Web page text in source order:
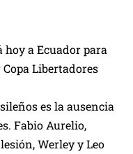
a Ecuador para
Libertadores
es la ausencia
Fabio Aurelio,
Werley y Leo